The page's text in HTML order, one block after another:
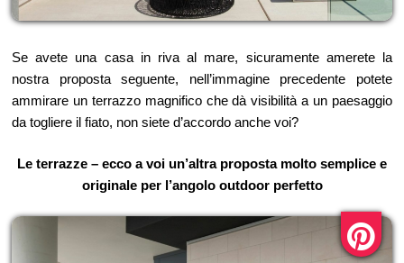
Se avete una casa in riva al mare, sicuramente amerete la
nostra proposta seguente, nell’immagine precedente potete
ammirare un terrazzo magnifico che dà visibilità a un paesaggio
da togliere il fiato, non siete d’accordo anche voi?
Le terrazze – ecco a voi un’altra proposta molto semplice e
originale per l’angolo outdoor perfetto